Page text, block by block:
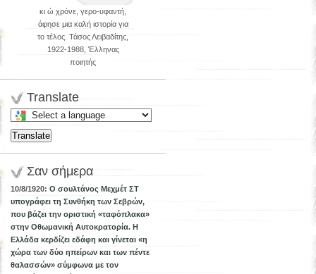
κι ώ χρόνε, γερο-υφαντή,
άφησε μια καλή ιστορία για
το τέλος. Τάσος Λειβαδίτης,
1922-1988, Έλληνας
ποιητής
Translate
Select
language
to
translate
this
page
Translate
Σαν σήμερα
10/8/1920: Ο σουλτάνος Μεχμέτ ΣΤ
υπογράφει τη Συνθήκη των Σεβρών,
που βάζει την οριστική «ταφόπλακα»
στην Οθωμανική Αυτοκρατορία. Η
Ελλάδα κερδίζει εδάφη και γίνεται «η
χώρα των δύο ηπείρων και των πέντε
θαλασσών» σύμφωνα με τον